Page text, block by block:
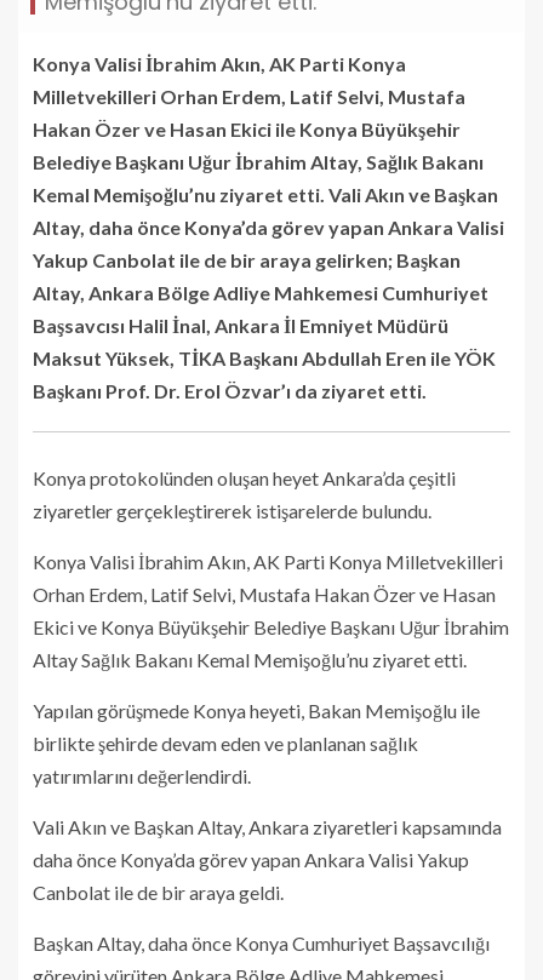
Konya Valisi İbrahim Akın, AK Parti Konya
Milletvekilleri Orhan Erdem, Latif Selvi, Mustafa
Hakan Özer ve Hasan Ekici ile Konya Büyükşehir
Belediye Başkanı Uğur İbrahim Altay, Sağlık Bakanı
Kemal Memişoğlu’nu ziyaret etti. Vali Akın ve Başkan
Altay, daha önce Konya’da görev yapan Ankara Valisi
Yakup Canbolat ile de bir araya gelirken; Başkan
Altay, Ankara Bölge Adliye Mahkemesi Cumhuriyet
Başsavcısı Halil İnal, Ankara İl Emniyet Müdürü
Maksut Yüksek, TİKA Başkanı Abdullah Eren ile YÖK
Başkanı Prof. Dr. Erol Özvar’ı da ziyaret etti.
Konya protokolünden oluşan heyet Ankara’da çeşitli
ziyaretler gerçekleştirerek istişarelerde bulundu.
Konya Valisi İbrahim Akın, AK Parti Konya Milletvekilleri
Orhan Erdem, Latif Selvi, Mustafa Hakan Özer ve Hasan
Ekici ve Konya Büyükşehir Belediye Başkanı Uğur İbrahim
Altay Sağlık Bakanı Kemal Memişoğlu’nu ziyaret etti.
Yapılan görüşmede Konya heyeti, Bakan Memişoğlu ile
birlikte şehirde devam eden ve planlanan sağlık
yatırımlarını değerlendirdi.
Vali Akın ve Başkan Altay, Ankara ziyaretleri kapsamında
daha önce Konya’da görev yapan Ankara Valisi Yakup
Canbolat ile de bir araya geldi.
Başkan Altay, daha önce Konya Cumhuriyet Başsavcılığı